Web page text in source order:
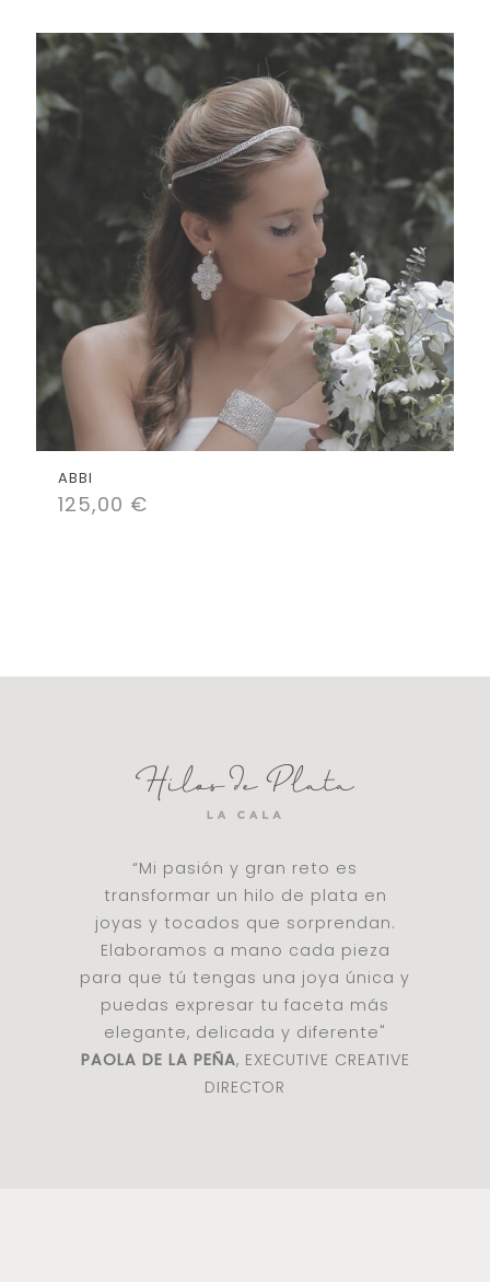
ABBI
125,00 €
“Mi pasión y gran reto es
transformar un hilo de plata en
joyas y tocados que sorprendan.
Elaboramos a mano cada pieza
para que tú tengas una joya única y
puedas expresar tu faceta más
elegante, delicada y diferente"
PAOLA DE LA PEÑA, EXECUTIVE CREATIVE
DIRECTOR